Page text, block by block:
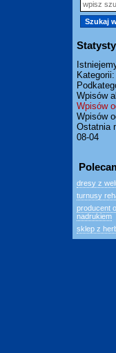
Wpisów
Wpisów
Wpisów
Ostatnia
08-04
dresy z
turnusy
producent
nadrukiem
sklep z